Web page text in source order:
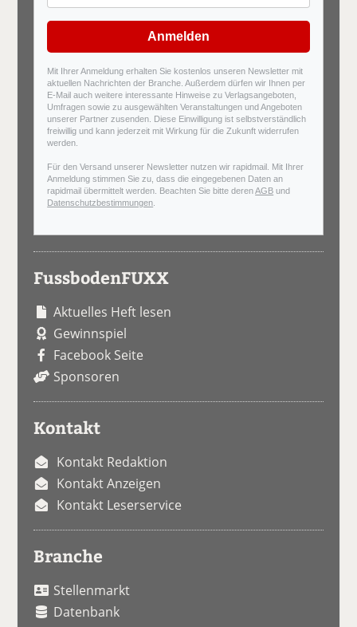
Anmelden
Mit Ihrer Anmeldung erhalten Sie kostenlos unseren Newsletter mit
aktuellen Nachrichten der Branche. Außerdem dürfen wir Ihnen per
E-Mail auch weitere interessante Hinweise zu Verlagsangeboten,
Umfragen sowie zu ausgewählten Veranstaltungen und Angeboten
unserer Partner zusenden. Diese Einwilligung ist selbstverständlich
freiwillig und kann jederzeit mit Wirkung für die Zukunft widerrufen
werden.
Für den Versand unserer Newsletter nutzen wir rapidmail. Mit Ihrer
Anmeldung stimmen Sie zu, dass die eingegebenen Daten an
rapidmail übermittelt werden. Beachten Sie bitte derenAGB und
Datenschutzbestimmungen
FussbodenFUXX
Aktuelles Heft lesen
Gewinnspiel
Facebook Seite
Sponsoren
Kontakt
Kontakt Redaktion
Kontakt Anzeigen
Kontakt Leserservice
Branche
Stellenmarkt
Datenbank